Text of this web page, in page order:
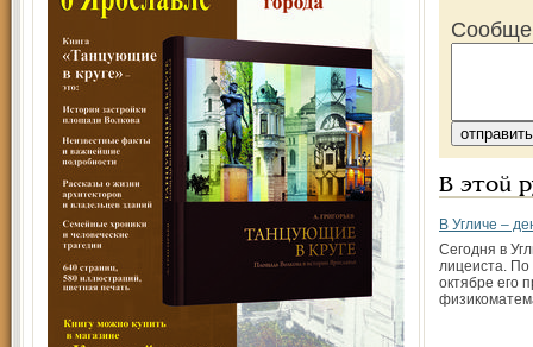
В этой
В Угличе –
Сегодня в
лицеиста. По
октябре его